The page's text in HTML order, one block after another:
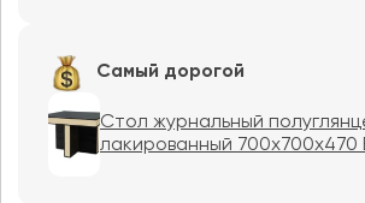
Самый дорогой
Стол журнальный
лакированный 700х700х470